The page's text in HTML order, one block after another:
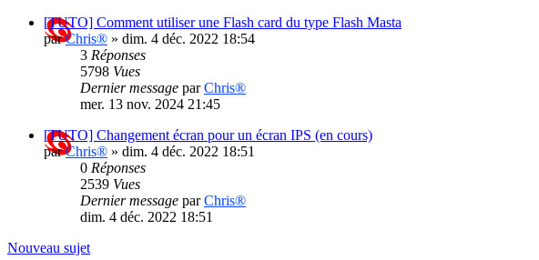
[TUTO] Comment utiliser une Flash card du type Flash Masta
parChris® » dim. 4 déc. 2022 18:54
3 Réponses
5798 Vues
Dernier message parChris®
mer. 13 nov. 2024 21:45
[TUTO] Changement écran pour un écran IPS (en cours)
parChris® » dim. 4 déc. 2022 18:51
0 Réponses
2539 Vues
Dernier message parChris®
dim. 4 déc. 2022 18:51
Nouveau sujet